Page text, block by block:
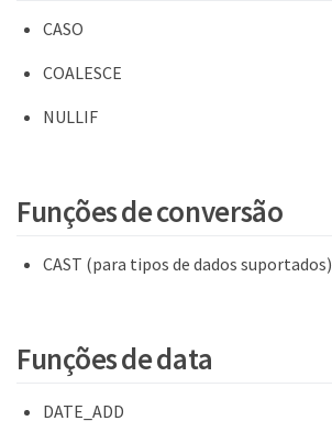
CASO
COALESCE
NULLIF
Funções de conversão
CAST (para tipos de dados suportados)
Funções de data
DATE_ADD